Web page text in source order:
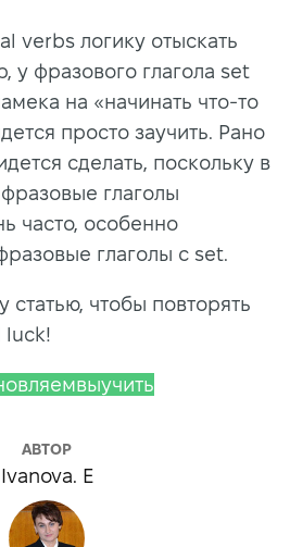
verbs логику отыскать
у фразового глагола set
на «начинать что-то
просто заучить. Рано
сделать, поскольку в
глаголы
часто, особенно
глаголы с set.
статью, чтобы повторять
luck!
АВТОР
Ivanova. E